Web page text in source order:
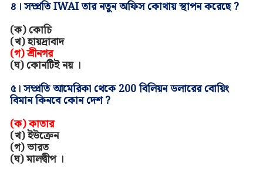
৪। সম্প্রতিIWAIতার নতুন অফিস কোথায় স্থাপন করেছে?
(ক)কোচি
(খ)হায়দ্রাবাদ
(গ)শ্রীনগর
(ঘ)কোনটিই নয় ।
৫।সম্প্রতি আমেরিকা থেকে 200 বিলিয়ন ডলারের বোয়িং
বিমান কিনবে কোন দেশ?
(ক)কাতার
(খ)ইউক্রেন
(গ)ভারত
(ঘ)মালদ্বীপ ।